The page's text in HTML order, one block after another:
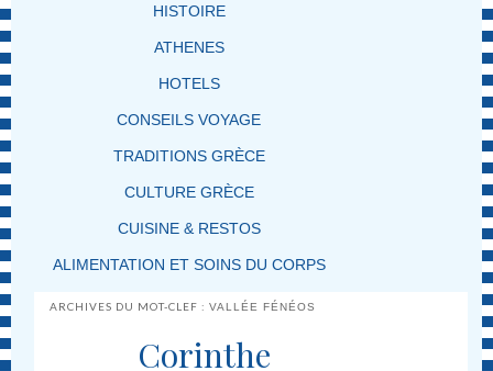
HISTOIRE
ATHENES
HOTELS
CONSEILS VOYAGE
TRADITIONS GRÈCE
CULTURE GRÈCE
CUISINE & RESTOS
ALIMENTATION ET SOINS DU CORPS
ARCHIVES DU MOT-CLEF :VALLÉE FÉNÉOS
Corinthe